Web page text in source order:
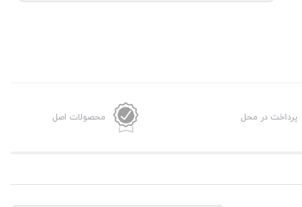
پرداخت در محل محصولات اصل